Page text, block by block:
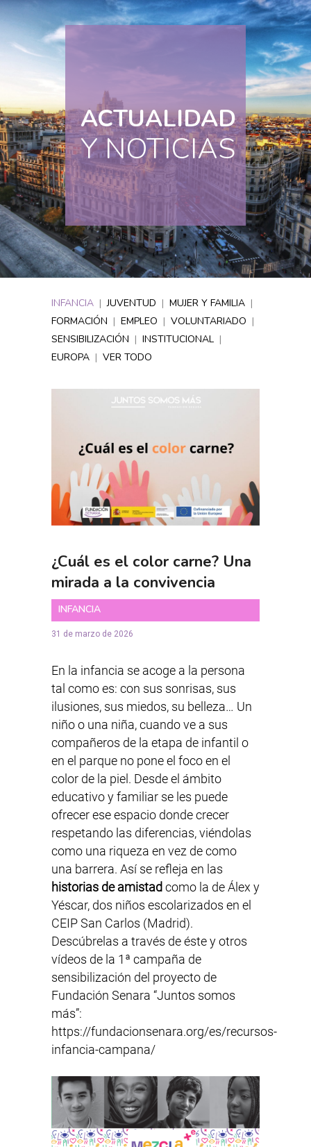
Y NOTICIAS
ACTUALIDAD
INFANCIA | JUVENTUD | MUJER Y FAMILIA |
FORMACIÓN | EMPLEO | VOLUNTARIADO |
SENSIBILIZACIÓN | INSTITUCIONAL |
EUROPA | VER TODO
¿Cuál es el color carne? Una
mirada a la convivencia
INFANCIA
31 de marzo de 2026
En la infancia se acoge a la persona
tal como es: con sus sonrisas, sus
ilusiones, sus miedos, su belleza… Un
niño o una niña, cuando ve a sus
compañeros de la etapa de infantil o
en el parque no pone el foco en el
color de la piel. Desde el ámbito
educativo y familiar se les puede
ofrecer ese espacio donde crecer
respetando las diferencias, viéndolas
como una riqueza en vez de como
una barrera. Así se refleja en las
historias de amistad como la de Álex y
Yéscar, dos niños escolarizados en el
CEIP San Carlos (Madrid).
Descúbrelas a través de éste y otros
vídeos de la 1ª campaña de
sensibilización del proyecto de
Fundación Senara “Juntos somos
más”:
https://fundacionsenara.org/es/recursos-
infancia-campana/